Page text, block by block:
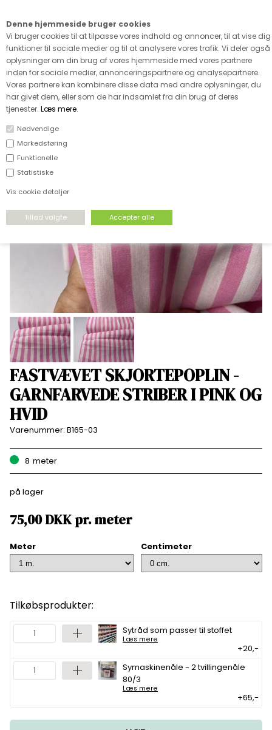
Denne hjemmeside bruger cookies
Vi bruger cookies til at tilpasse vores indhold og annoncer, til at vise dig
funktioner til sociale medier og til at analysere vores trafik. Vi deler også
oplysninger om din brug af vores hjemmeside med vores partnere
inden for sociale medier, annonceringspartnere og analysepartnere.
Vores partnere kan kombinere disse data med andre oplysninger, du
har givet dem, eller som de har indsamlet fra din brug af deres
tjenester. Læs mere.
Nødvendige
Markedsføring
Funktionelle
Statistiske
Vis cookie detaljer
FORSIDE›VÆVET STOF
FASTVÆVET SKJORTEPOPLIN -
GARNFARVEDE STRIBER I PINK OG
HVID
Varenummer: B165-03
8 meter
på lager
75,00DKKpr.meter
Meter Centimeter
Tilkøbsprodukter:
Sytråd som passer til stoffet
Læs mere
+20,-
Symaskinenåle - 2 tvillingenåle
80/3
Læs mere
+65,-